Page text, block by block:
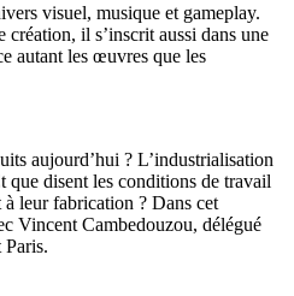
visuel, musique et gameplay.
création, il s’inscrit aussi dans une
autant les œuvres que les
aujourd’hui ? L’industrialisation
que disent les conditions de travail
leur fabrication ? Dans cet
Vincent Cambedouzou, délégué